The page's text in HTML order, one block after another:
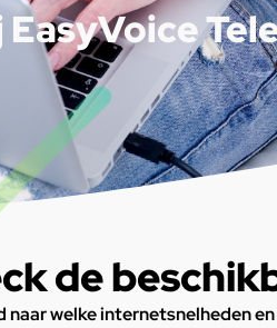
de
naar welke internetsnelheden